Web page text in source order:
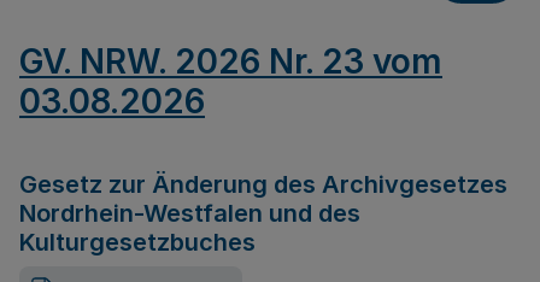
GV. NRW. 2026 Nr. 23 vom
03.08.2026
Gesetz zur Änderung des Archivgesetzes
Nordrhein-Westfalen und des
Kulturgesetzbuches